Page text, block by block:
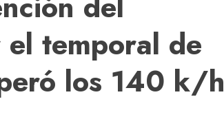
temporal de
los 140 k/h